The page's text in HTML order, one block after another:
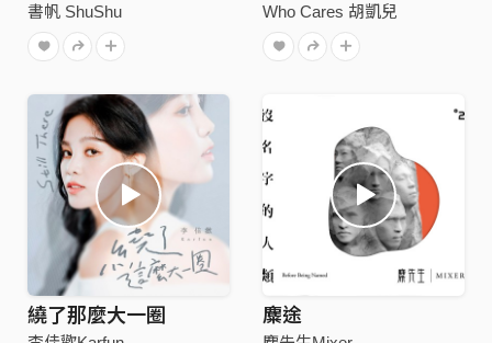
書帆 ShuShu Who Cares 胡凱兒
繞了那麼大一圈 麋途